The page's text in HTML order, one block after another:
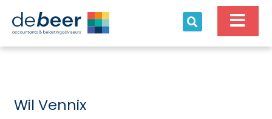
naar
inhoud
Wil Vennix​